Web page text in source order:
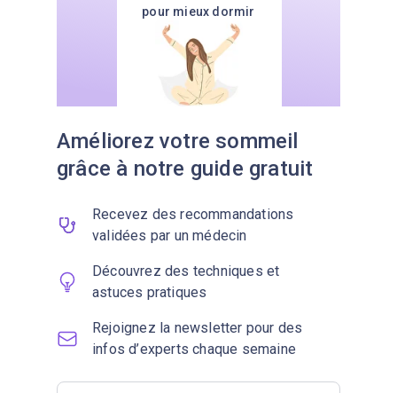
Améliorez votre sommeil
grâce à notre guide gratuit
Recevez des recommandations
validées par un médecin
Découvrez des techniques et
astuces pratiques
Rejoignez la newsletter pour des
infos d’experts chaque semaine
pour mieux dormir